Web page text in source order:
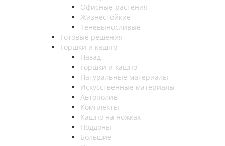
Офисные растения
Жизнестойкие
Теневыносливые
Готовые решения
Горшки и кашпо
Назад
Горшки и кашпо
Натуральные материалы
Искусственные материалы
Автополив
Комплекты
Кашпо на ножках
Поддоны
Большие